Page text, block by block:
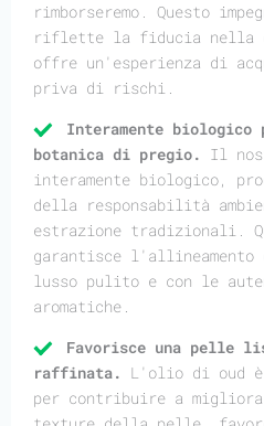
rimborseremo. Questo
riflette la fiducia nella
offre un'esperienza di
priva di rischi.
Interamente
botanica di pregio. Il
interamente biologico,
della responsabilità
estrazione tradizionali.
garantisce
lusso pulito e con le
aromatiche.
Favorisce una pelle
raffinata. L'olio di oud è
per contribuire a